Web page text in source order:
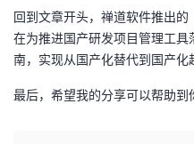
回到文章开头，禅道软件推出的
在为推进国产研发项目管理工
南，实现从国产化替代到国产化
最后，希望我的分享可以帮助到